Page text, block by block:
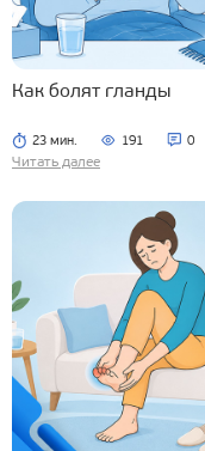
Как болят гланды
23 мин. 191 0
Читать далее